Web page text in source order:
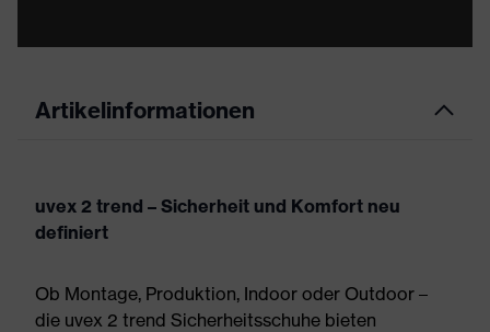
Artikelinformationen
uvex 2 trend – Sicherheit und Komfort neu
definiert
Ob Montage, Produktion, Indoor oder Outdoor –
die uvex 2 trend Sicherheitsschuhe bieten